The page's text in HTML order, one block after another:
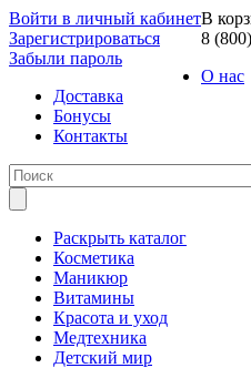
Войти в личный кабинет
Зарегистрироваться
Забыли пароль
В
8
О нас
Доставка
Бонусы
Контакты
Раскрыть каталог
Косметика
Маникюр
Витамины
Красота и уход
Медтехника
Детский мир